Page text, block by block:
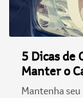
5 Dicas de
Manter o
Mantenha